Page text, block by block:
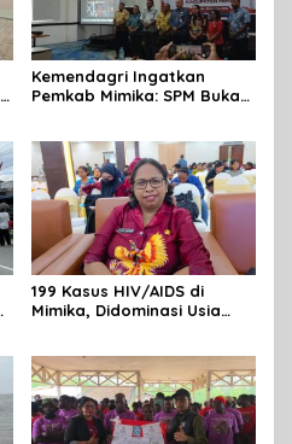
Kemendagri Ingatkan
Pemkab Mimika: SPM Bukan
Rakyat
199 Kasus HIV/AIDS di
Mimika, Didominasi Usia